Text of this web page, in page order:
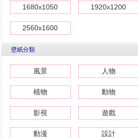
1680x1050 1920x1200
2560x1600
壁紙分類
風景 人物
植物 動物
影視 遊戲
動漫 設計